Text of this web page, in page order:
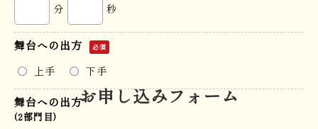
お申し込みフォーム
分 秒
舞台への出方 必須
上手 下手
舞台への出方
(2部門目)